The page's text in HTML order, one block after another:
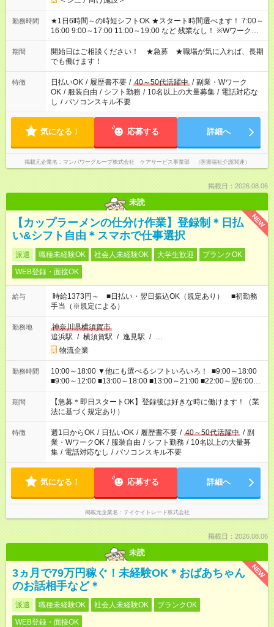
勤務時間
★1日6時間～の時短シフトOK ★スタート時間選べます！ 7:00～
16:00 9:00～17:00 11:00～19:00 など 残業なし！ ※Wワークの
場合、他のお仕事と合わせ週40時間超の就業はご案内できませ
ん ※法令に基づき、週20時間以上勤務は社会保険への加入対象
となります ※労働者派遣法（日雇い派遣の原則禁止）により、
短時間・短期間の就業はご案内が難しい場合があります
期間
開始日はご相談ください！ ★急募 ★職場が気に入れば、長期
でも働けます！
特徴 日払いOK / 履歴書不要 / 40～50代活躍中 / 副業・Wワーク
OK / 服装自由 / シフト勤務 / 10名以上の大量募集 / 電話対応な
し / パソコンスキル不要
気になる！ 応募する 詳細へ
掲載元企業名 マンパワーグループ株式会社 ケアサービス事業部 （医療福祉介護関連）
掲載日：2026.08.06
未読
NEW
【カップラーメンの仕分け作業】登録制＊日払
い&シフト自由＊スマホで仕事選択
派遣 職種未経験OK 社会人未経験OK 大学生歓迎
ブランクOK
WEB登録・面接OK
給与
時給1373円～ ■日払い・翌日振込OK（規定あり） ■初勤務
手当（※規定による）
勤務地
神奈川県横須賀市
追浜駅 / 横須賀駅 / 逸見駅 / …
物流企業
勤務時間
10:00～18:00 ▼他にも選べるシフトいろいろ！ ■9:00～18:00
■9:00～12:00 ■13:00～18:00 ■13:00～21:00 ■22:00～翌6:00
など あなたの希望を教えてください！
期間
【急募＊即日スタートOK】登録後は好きな時に働けます！（業
法に基づく規定あり）
特徴 週1日からOK / 日払いOK / 履歴書不要 / 40～50代活躍中 / 副
業・WワークOK / 服装自由 / シフト勤務 / 10名以上の大量募
集 / 電話対応なし / パソコンスキル不要
気になる！ 応募する 詳細へ
掲載元企業名 テイケイトレード株式会社
掲載日：2026.08.06
未読
NEW
3ヵ月で79万円稼ぐ！未経験OK＊おばあちゃん
のお話相手など＊
派遣 職種未経験OK 社会人未経験OK
ブランクOK
WEB登録・面接OK